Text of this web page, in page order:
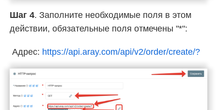
Шаг 4. Заполните необходимые поля в этом
действии, обязательные поля отмечены "*":
Адрес: https://api.aray.com/api/v2/order/create/?